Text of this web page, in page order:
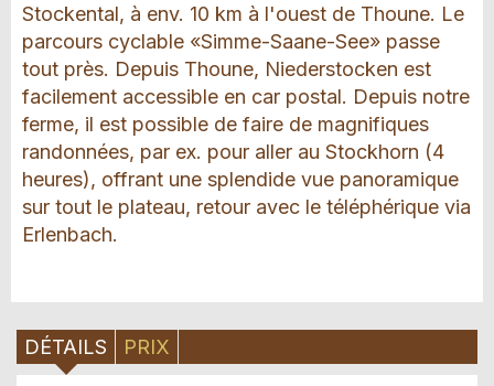
Stockental, à env. 10 km à l'ouest de Thoune. Le
parcours cyclable «Simme-Saane-See» passe
tout près. Depuis Thoune, Niederstocken est
facilement accessible en car postal. Depuis notre
ferme, il est possible de faire de magnifiques
randonnées, par ex. pour aller au Stockhorn (4
heures), offrant une splendide vue panoramique
sur tout le plateau, retour avec le téléphérique via
Erlenbach.
DÉTAILS PRIX